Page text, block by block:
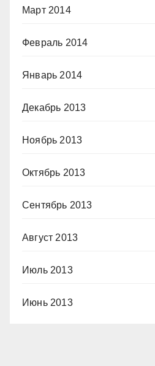
Март 2014
Февраль 2014
Январь 2014
Декабрь 2013
Ноябрь 2013
Октябрь 2013
Сентябрь 2013
Август 2013
Июль 2013
Июнь 2013